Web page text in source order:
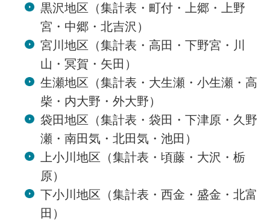
黒沢地区（集計表・町付・上郷・上野
宮・中郷・北吉沢）
宮川地区（集計表・高田・下野宮・川
山・冥賀・矢田）
生瀬地区（集計表・大生瀬・小生瀬・高
柴・内大野・外大野）
袋田地区（集計表・袋田・下津原・久野
瀬・南田気・北田気・池田）
上小川地区（集計表・頃藤・大沢・栃
原）
下小川地区（集計表・西金・盛金・北富
田）